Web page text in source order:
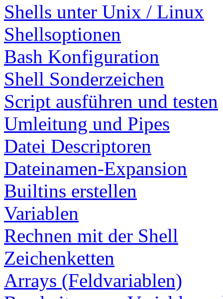
Shells unter Unix / Linux
Shellsoptionen
Bash Konfiguration
Shell Sonderzeichen
Script ausführen und testen
Umleitung und Pipes
Datei Descriptoren
Dateinamen-Expansion
Builtins erstellen
Variablen
Rechnen mit der Shell
Zeichenketten
Arrays (Feldvariablen)